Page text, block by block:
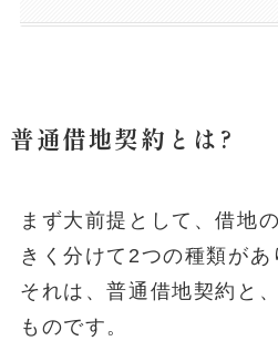
普通借地契約とは?
まず大前提として、借地
きく分けて2つの種類があ
それは、普通借地契約と
ものです。